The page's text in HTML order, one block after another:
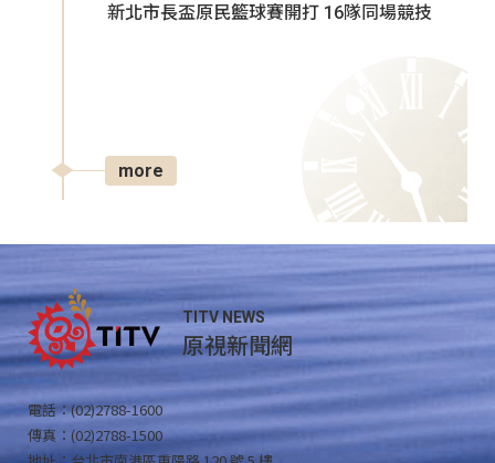
新北市長盃原民籃球賽開打 16隊同場競技
more
TITV NEWS
原視新聞網
電話：(02)2788-1600
傳真：(02)2788-1500